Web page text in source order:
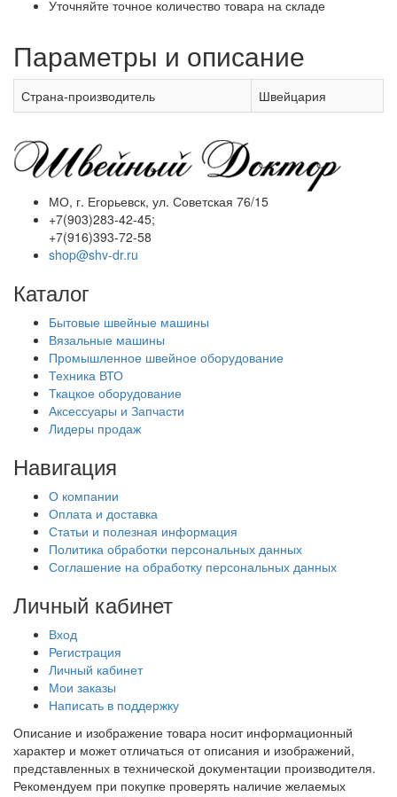
Уточняйте точное количество товара на складе
Параметры и описание
Страна-производитель Швейцария
МО, г. Егорьевск, ул. Советская 76/15
+7(903)283-42-45;
+7(916)393-72-58
shop@shv-dr.ru
Каталог
Бытовые швейные машины
Вязальные машины
Промышленное швейное оборудование
Техника ВТО
Ткацкое оборудование
Аксессуары и Запчасти
Лидеры продаж
Навигация
О компании
Оплата и доставка
Статьи и полезная информация
Политика обработки персональных данных
Соглашение на обработку персональных данных
Личный кабинет
Вход
Регистрация
Личный кабинет
Мои заказы
Написать в поддержку
Описание и изображение товара носит информационный
характер и может отличаться от описания и изображений,
представленных в технической документации производителя.
Рекомендуем при покупке проверять наличие желаемых